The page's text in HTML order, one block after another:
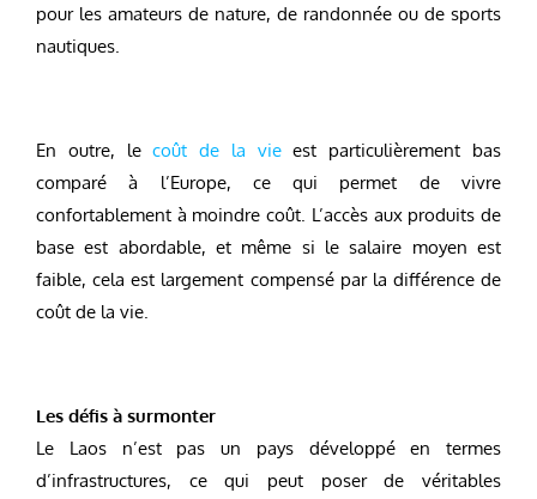
pour les amateurs de nature, de randonnée ou de sports
nautiques.
En outre, lecoût de la vieest particulièrement bas
comparé à l’Europe, ce qui permet de vivre
confortablement à moindre coût. L’accès aux produits de
base est abordable, et même si le salaire moyen est
faible, cela est largement compensé par la différence de
coût de la vie.
Les défis à surmonter
Le Laos n’est pas un pays développé en termes
d’infrastructures, ce qui peut poser de véritables